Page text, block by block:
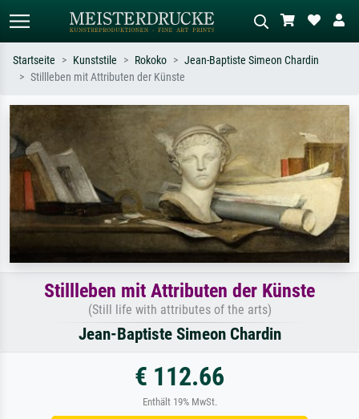
Suchen Sie nach Künstlern, Werktiteln
Sternennacht, Impressionismus, Welle
Hokusai, Akt.
Wiese, Abstrakt mit viel Rot, Dunkles
Ölgemälde, Stehender Akt neben einem
Baum.
Startseite Kunststile Rokoko
Jean-Baptiste Simeon Chardin
Stillleben mit Attributen der Künste
Stillleben mit Attributen der Künste
(Still life with attributes of the arts)
Jean-Baptiste Simeon Chardin
€ 112.66
Enthält 19% MwSt.